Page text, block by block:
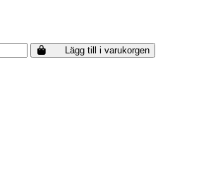
Lägg till i varukorgen